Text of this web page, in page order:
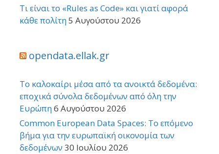
Τι είναι το «Rules as Code» και γιατί αφορά
κάθε πολίτη5 Αυγούστου 2026
opendata.ellak.gr
Το καλοκαίρι μέσα από τα ανοικτά δεδομένα:
εποχικά σύνολα δεδομένων από όλη την
Ευρώπη6 Αυγούστου 2026
Common European Data Spaces: Το επόμενο
βήμα για την ευρωπαϊκή οικονομία των
δεδομένων 30 Ιουλίου 2026